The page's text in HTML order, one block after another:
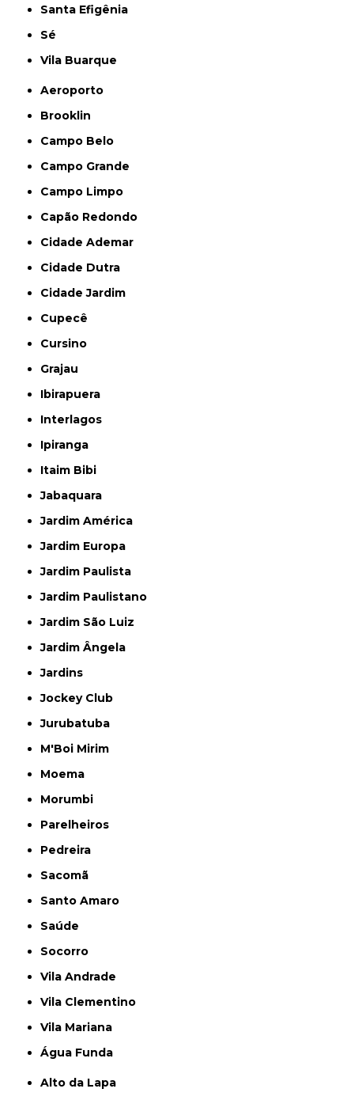
Santa Efigênia
Sé
Vila Buarque
Aeroporto
Brooklin
Campo Belo
Campo Grande
Campo Limpo
Capão Redondo
Cidade Ademar
Cidade Dutra
Cidade Jardim
Cupecê
Cursino
Grajau
Ibirapuera
Interlagos
Ipiranga
Itaim Bibi
Jabaquara
Jardim América
Jardim Europa
Jardim Paulista
Jardim Paulistano
Jardim São Luiz
Jardim Ângela
Jardins
Jockey Club
Jurubatuba
M'Boi Mirim
Moema
Morumbi
Parelheiros
Pedreira
Sacomã
Santo Amaro
Saúde
Socorro
Vila Andrade
Vila Clementino
Vila Mariana
Água Funda
Alto da Lapa